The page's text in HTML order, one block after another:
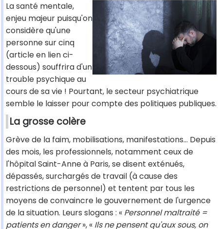
La santé mentale,
enjeu majeur puisqu'on
considère qu'une
personne sur cinq
(article en lien ci-
dessous) souffrira d'un
trouble psychique au
cours de sa vie ! Pourtant, le secteur psychiatrique
semble le laisser pour compte des politiques publiques.
La grosse colère
Grève de la faim, mobilisations, manifestations… Depuis
des mois, les professionnels, notamment ceux de
l'hôpital Saint-Anne à Paris, se disent exténués,
dépassés, surchargés de travail (à cause des
restrictions de personnel) et tentent par tous les
moyens de convaincre le gouvernement de l'urgence
de la situation. Leurs slogans : « Personnel maltraité =
patients en danger», « Ils ne pensent qu'aux sous, on